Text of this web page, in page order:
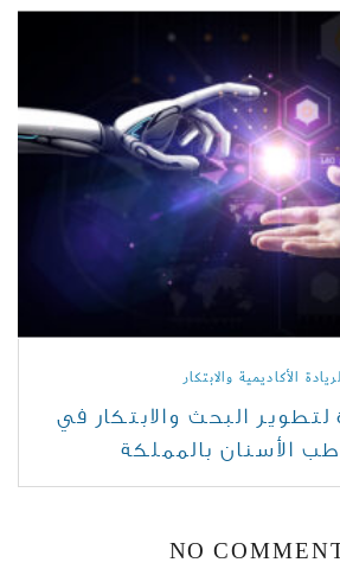
الأكاديمية والابتكار
لتطوير البحث والابتكار في
الأسنان بالمملكة
NO